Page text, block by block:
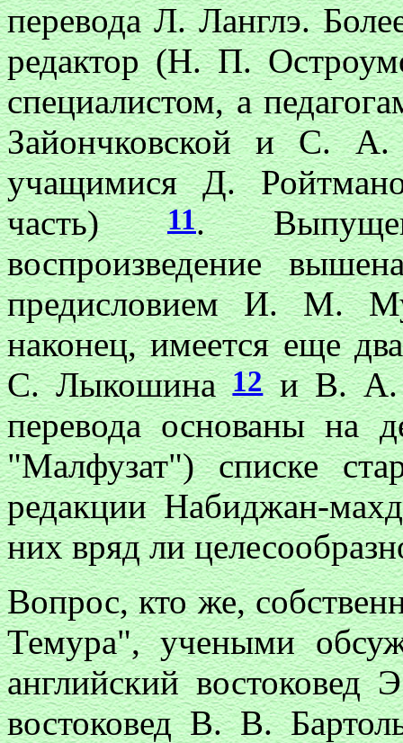
перевода Л. Ланглэ.
редактор (Н. П.
специалистом, а
Зайончковской и С. А.
учащимися Д.
часть)11.
воспроизведение
предисловием И. М.
наконец, имеется еще
С. Лыкошина12и В. А.
перевода основаны на
"Малфузат") списке
редакции Набиджан-
них вряд ли
Вопрос, кто же,
Темура", учеными
английский
востоковед В. В.